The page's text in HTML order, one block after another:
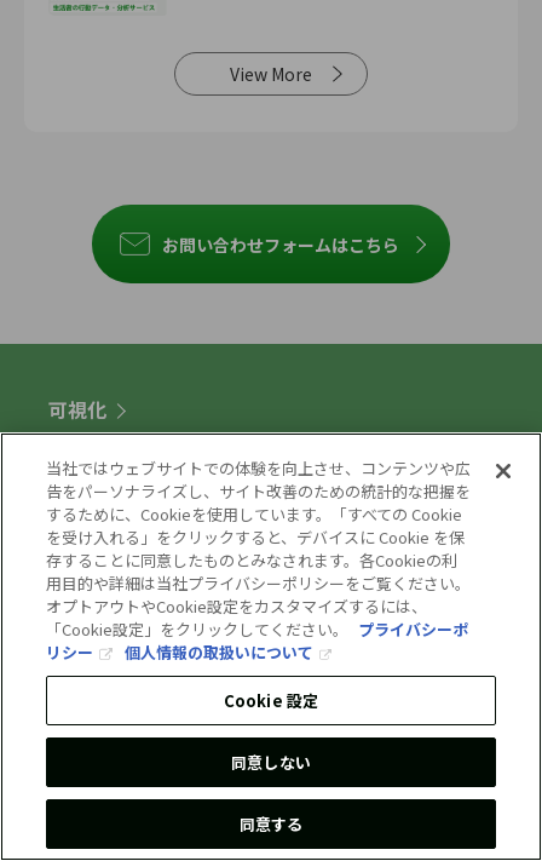
View More
お問い合わせフォームはこちら
可視化
事業所単位/e-dash
製品単位/e-dash CFP
生活者向け/Earth hacks
人流分析/GEOTRA
プラント設備最適化/Aura
空調最適化/クラウド型
当社ではウェブサイトでの体験を向上させ、コンテンツや広
告をパーソナライズし、サイト改善のための統計的な把握を
するために、Cookieを使用しています。「すべての Cookie
を受け入れる」をクリックすると、デバイスに Cookie を保
存することに同意したものとみなされます。各Cookieの利
用目的や詳細は当社プライバシーポリシーをご覧ください。
オプトアウトやCookie設定をカスタマイズするには、
「Cookie設定」をクリックしてください。
プライバシーポ
リシー
個人情報の取扱いについて
Cookie 設定
同意しない
同意する